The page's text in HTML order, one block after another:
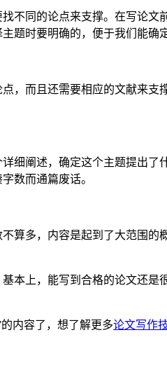
不同的论点来支撑。在写论
题时要明确的，便于我们能确
，而且还需要相应的文献来
细阐述，确定这个主题提出
数而通篇废话。
算多，内容是起到了大范围
本上，能写到合格的论文还
内容了，想了解更多论文写作